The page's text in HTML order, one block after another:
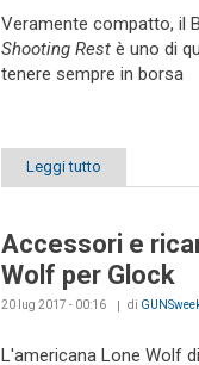
Veramente compatto, il
Shooting Rest è uno di
tenere sempre in borsa
Leggi tutto
Accessori e
Wolf per Glock
20 lug 2017 - 00:16 di
L'americana Lone Wolf